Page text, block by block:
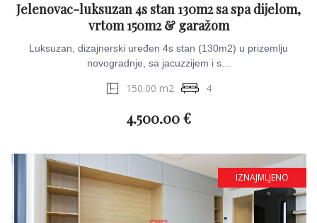
Jelenovac-luksuzan 4s stan 130m2 sa spa dijelom,
vrtom 150m2 & garažom
Luksuzan, dizajnerski uređen 4s stan (130m2) u prizemlju
novogradnje, sa jacuzzijem i s...
150.00 m2 4
4.500.00 €
IZNAJMLJENO